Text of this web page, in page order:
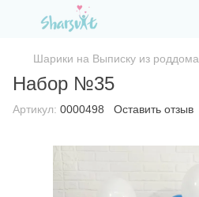
Шарики на Выписку из роддома
Набор №35
Артикул: 0000498 Оставить отзыв